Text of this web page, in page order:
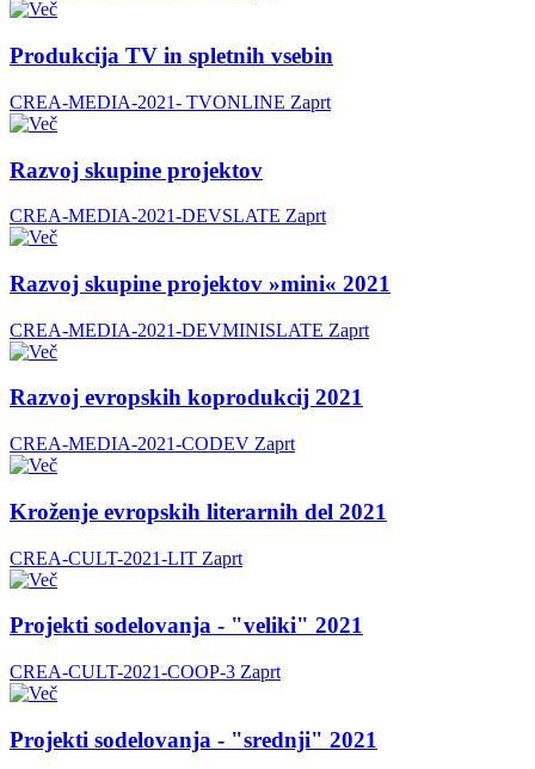
Produkcija TV in spletnih vsebin
CREA-MEDIA-2021- TVONLINE Zaprt
Razvoj skupine projektov
CREA-MEDIA-2021-DEVSLATE Zaprt
Razvoj skupine projektov »mini« 2021
CREA-MEDIA-2021-DEVMINISLATE Zaprt
Razvoj evropskih koprodukcij 2021
CREA-MEDIA-2021-CODEV Zaprt
Kroženje evropskih literarnih del 2021
CREA-CULT-2021-LIT Zaprt
Projekti sodelovanja - "veliki" 2021
CREA-CULT-2021-COOP-3 Zaprt
Projekti sodelovanja - "srednji" 2021